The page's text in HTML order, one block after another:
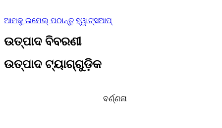
ଆମକୁ ଇମେଲ୍ ପଠାନ୍ତୁ ହ୍ୱାଟ୍ସଆପ୍
ଉତ୍ପାଦ ବିବରଣୀ
ଉତ୍ପାଦ ଟ୍ୟାଗ୍‌ଗୁଡ଼ିକ
ବର୍ଣ୍ଣନା